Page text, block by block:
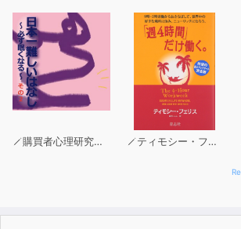
とのある人は、
本書から、人生を前に進めるための具体
とができることでしょう。
成功し、幸せをつかんでいる人は、
人生のある時点で大好きなことを見つけ
た結果、成功しています。
彼らは、自分の夢をどうやって仕事や
購買者心理研究所 株式会社モデンナ 顧問 青木幹和 ティモシー・フェリス